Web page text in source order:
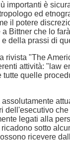
importanti è
ed
il potere
Bittner che lo
della prassi di
rivista "The
attività: "law
quelle
dell'esecutivo
legati alla
sotto
ricevere